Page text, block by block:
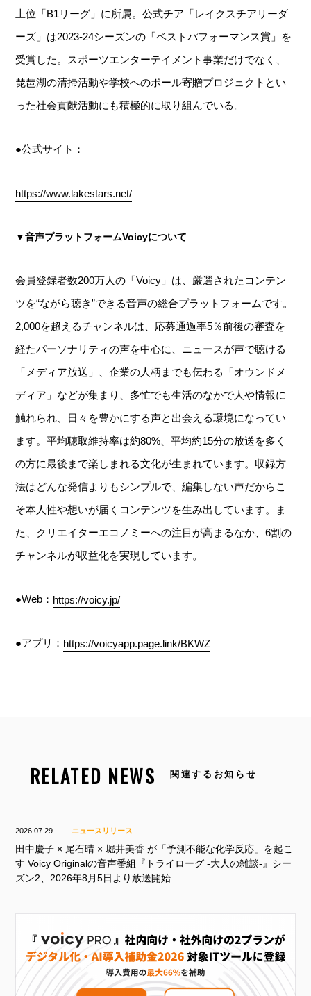
上位「B1リーグ」に所属。公式チア「レイクスチアリーダ
ーズ」は2023-24シーズンの「ベストパフォーマンス賞」を
受賞した。スポーツエンターテイメント事業だけでなく、
琵琶湖の清掃活動や学校へのボール寄贈プロジェクトとい
った社会貢献活動にも積極的に取り組んでいる。
●公式サイト：
https://www.lakestars.net/
▼音声プラットフォームVoicyについて
会員登録者数200万人の「Voicy」は、厳選されたコンテン
ツを“ながら聴き”できる音声の総合プラットフォームです。
2,000を超えるチャンネルは、応募通過率5％前後の審査を
経たパーソナリティの声を中心に、ニュースが声で聴ける
「メディア放送」、企業の人柄までも伝わる「オウンドメ
ディア」などが集まり、多忙でも生活のなかで人や情報に
触れられ、日々を豊かにする声と出会える環境になってい
ます。平均聴取維持率は約80%、平均約15分の放送を多く
の方に最後まで楽しまれる文化が生まれています。収録方
法はどんな発信よりもシンプルで、編集しない声だからこ
そ本人性や想いが届くコンテンツを生み出しています。ま
た、クリエイターエコノミーへの注目が高まるなか、6割の
チャンネルが収益化を実現しています。
●Web： https://voicy.jp/
●アプリ： https://voicyapp.page.link/BKWZ
RELATED NEWS 関連するお知らせ
2026.07.29 ニュースリリース
田中慶子 × 尾石晴 × 堀井美香 が「予測不能な化学反応」を起こ
す Voicy Originalの音声番組『トライローグ -大人の雑談-』シー
ズン2、2026年8月5日より放送開始